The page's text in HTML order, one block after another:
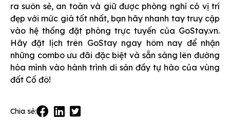
ra suôn sẻ, an toàn và giữ được phòng nghỉ có vị trí
đẹp với mức giá tốt nhất, bạn hãy nhanh tay truy cập
vào hệ thống đặt phòng trực tuyến của GoStay.vn.
Hãy đặt lịch trên GoStay ngay hôm nay để nhận
những combo ưu đãi đặc biệt và sẵn sàng lên đường
hòa mình vào hành trình di sản đầy tự hào của vùng
đất Cố đô!
Chia sẻ: